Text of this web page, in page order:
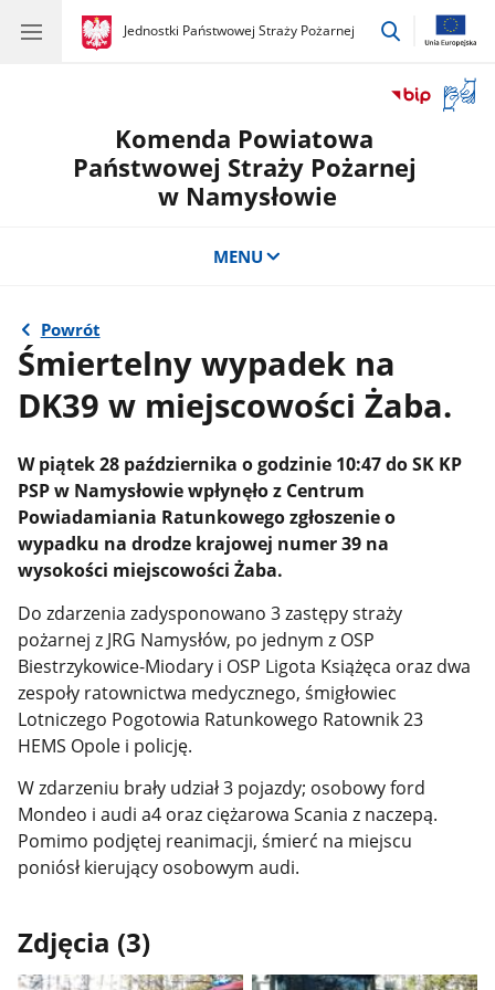
gov.pl
Jednostki Państwowej Straży Pożarnej
gov.pl
Jednostki
przejdź
okno
Komenda Powiatowa
Państwowej Straży Pożarnej
w Namysłowie
MENU
Powrót
Śmiertelny wypadek na
DK39 w miejscowości Żaba.
W piątek 28 października o godzinie 10:47 do SK KP
PSP w Namysłowie wpłynęło z Centrum
Powiadamiania Ratunkowego zgłoszenie o
wypadku na drodze krajowej numer 39 na
wysokości miejscowości Żaba.
Do zdarzenia zadysponowano 3 zastępy straży
pożarnej z JRG Namysłów, po jednym z OSP
Biestrzykowice-Miodary i OSP Ligota Książęca oraz dwa
zespoły ratownictwa medycznego, śmigłowiec
Lotniczego Pogotowia Ratunkowego Ratownik 23
HEMS Opole i policję.
W zdarzeniu brały udział 3 pojazdy; osobowy ford
Mondeo i audi a4 oraz ciężarowa Scania z naczepą.
Pomimo podjętej reanimacji, śmierć na miejscu
poniósł kierujący osobowym audi.
Zdjęcia (3)